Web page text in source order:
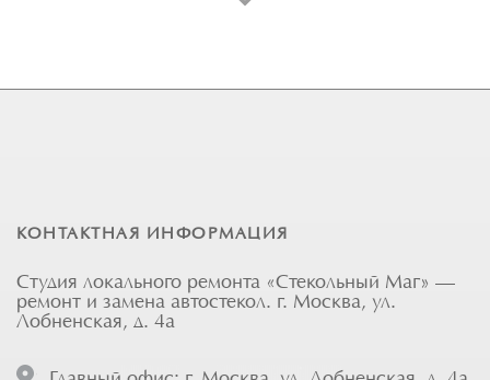
КОНТАКТНАЯ ИНФОРМАЦИЯ
Студия локального ремонта «Стекольный Маг» —
ремонт и замена автостекол. г. Москва, ул.
Лобненская, д. 4а